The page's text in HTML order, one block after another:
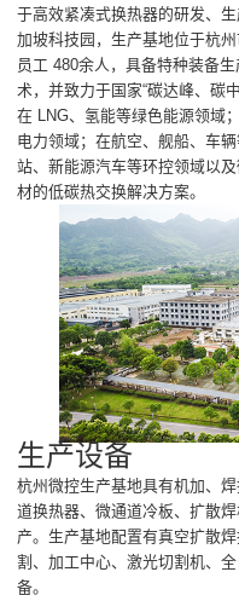
于高效紧凑式换热器的研发、
加坡科技园，生产基地位于杭
员工 480余人，具备特种装备
术，并致力于国家“碳达峰、碳
在 LNG、氢能等绿色能源领域
电力领域；在航空、舰船、车
站、新能源汽车等环控领域以
材的低碳热交换解决方案。
生产设备
杭州微控生产基地具有机加、
道换热器、微通道冷板、扩散
产。生产基地配置有真空扩散
割、加工中心、激光切割机、
备。